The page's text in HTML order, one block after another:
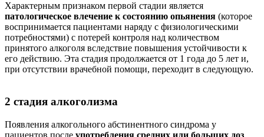
Характерным признаком первой стадии является
патологическое влечение к состоянию опьянения (которое
воспринимается пациентами наряду с физиологическими
потребностями) с потерей контроля над количеством
принятого алкоголя вследствие повышения устойчивости к
его действию. Эта стадия продолжается от 1 года до 5 лет и,
при отсутствии врачебной помощи, переходит в следующую.
2 стадия алкоголизма
Появления алкогольного абстинентного синдрома у
пациентов после употребления средних или больших доз